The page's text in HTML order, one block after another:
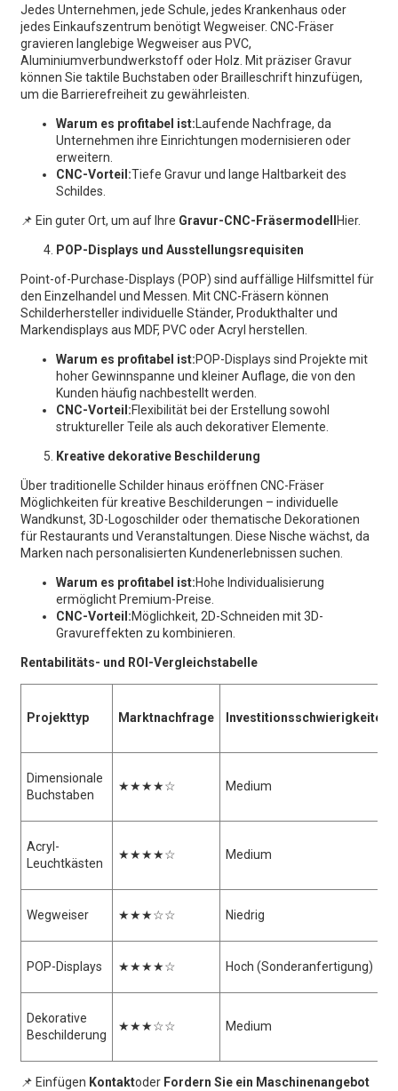
Jedes Unternehmen, jede Schule, jedes Krankenhaus oder
jedes Einkaufszentrum benötigt Wegweiser. CNC-Fräser
gravieren langlebige Wegweiser aus PVC,
Aluminiumverbundwerkstoff oder Holz. Mit präziser Gravur
können Sie taktile Buchstaben oder Brailleschrift hinzufügen,
um die Barrierefreiheit zu gewährleisten.
Warum es profitabel ist:Laufende Nachfrage, da
Unternehmen ihre Einrichtungen modernisieren oder
erweitern.
CNC-Vorteil:Tiefe Gravur und lange Haltbarkeit des
Schildes.
📌 Ein guter Ort, um auf Ihre Gravur-CNC-Fräsermodell Hier.
POP-Displays und Ausstellungsrequisiten
Point-of-Purchase-Displays (POP) sind auffällige Hilfsmittel für
den Einzelhandel und Messen. Mit CNC-Fräsern können
Schilderhersteller individuelle Ständer, Produkthalter und
Markendisplays aus MDF, PVC oder Acryl herstellen.
Warum es profitabel ist:POP-Displays sind Projekte mit
hoher Gewinnspanne und kleiner Auflage, die von den
Kunden häufig nachbestellt werden.
CNC-Vorteil:Flexibilität bei der Erstellung sowohl
struktureller Teile als auch dekorativer Elemente.
Kreative dekorative Beschilderung
Über traditionelle Schilder hinaus eröffnen CNC-Fräser
Möglichkeiten für kreative Beschilderungen – individuelle
Wandkunst, 3D-Logoschilder oder thematische Dekorationen
für Restaurants und Veranstaltungen. Diese Nische wächst, da
Marken nach personalisierten Kundenerlebnissen suchen.
Warum es profitabel ist:Hohe Individualisierung
ermöglicht Premium-Preise.
CNC-Vorteil:Möglichkeit, 2D-Schneiden mit 3D-
Gravureffekten zu kombinieren.
Rentabilitäts- und ROI-Vergleichstabelle
Projekttyp Marktnachfrage Investitionsschwierigkeiten
Dimensionale
Buchstaben
★★★★☆ Medium
Acryl-
Leuchtkästen
★★★★☆ Medium
Wegweiser ★★★☆☆ Niedrig
POP-Displays ★★★★☆ Hoch (Sonderanfertigung)
Dekorative
Beschilderung
★★★☆☆ Medium
📌 Einfügen Kontaktoder Fordern Sie ein Maschinenangebot